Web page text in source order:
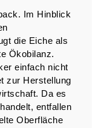
Im Hinblick
die Eiche als
Ökobilanz.
einfach nicht
zur Herstellung
Da es
entfallen
Oberfläche